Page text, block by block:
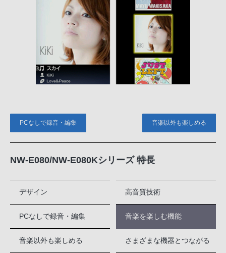
PCなしで録音・編集 音楽以外も楽しめる
NW-E080/NW-E080Kシリーズ 特長
デザイン 高音質技術
PCなしで録音・編集 音楽を楽しむ機能
音楽以外も楽しめる さまざまな機器とつながる